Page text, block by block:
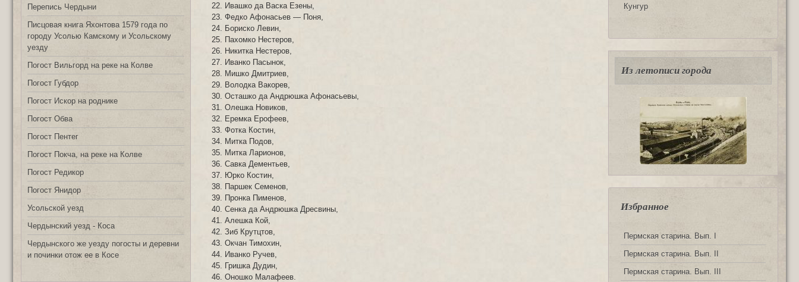
Перепись Чердыни
Писцовая книга Яхонтова 1579 года по
городу Усолью Камскому и Усольскому
уезду
Погост Вильгорд на реке на Колве
Погост Губдор
Погост Искор на роднике
Погост Обва
Погост Пентег
Погост Покча, на реке на Колве
Погост Редикор
Погост Янидор
Усольской уезд
Чердынский уезд - Коса
Чердынского же уезду погосты и деревни
и починки отож ее в Косе
Ивашко да Васка Езены,
Федко Афонасьев — Поня,
Бориско Левин,
Пахомко Нестеров,
Никитка Нестеров,
Иванко Пасынок,
Мишко Дмитриев,
Володка Вакорев,
Осташко да Андрюшка Афонасьевы,
Олешка Новиков,
Еремка Ерофеев,
Фотка Костин,
Митка Подов,
Митка Ларионов,
Савка Дементьев,
Юрко Костин,
Паршек Семенов,
Пронка Пименов,
Сенка да Андрюшка Дресвины,
Алешка Кой,
Зиб Крутцтов,
Oкчан Тимохин,
Иванко Ручев,
Гришка Дудин,
Oнoшкo Малафеев.
Кунгур
Из летописи города
Избранное
Пермская старина. Вып. I
Пермская старина. Вып. II
Пермская старина. Вып. III